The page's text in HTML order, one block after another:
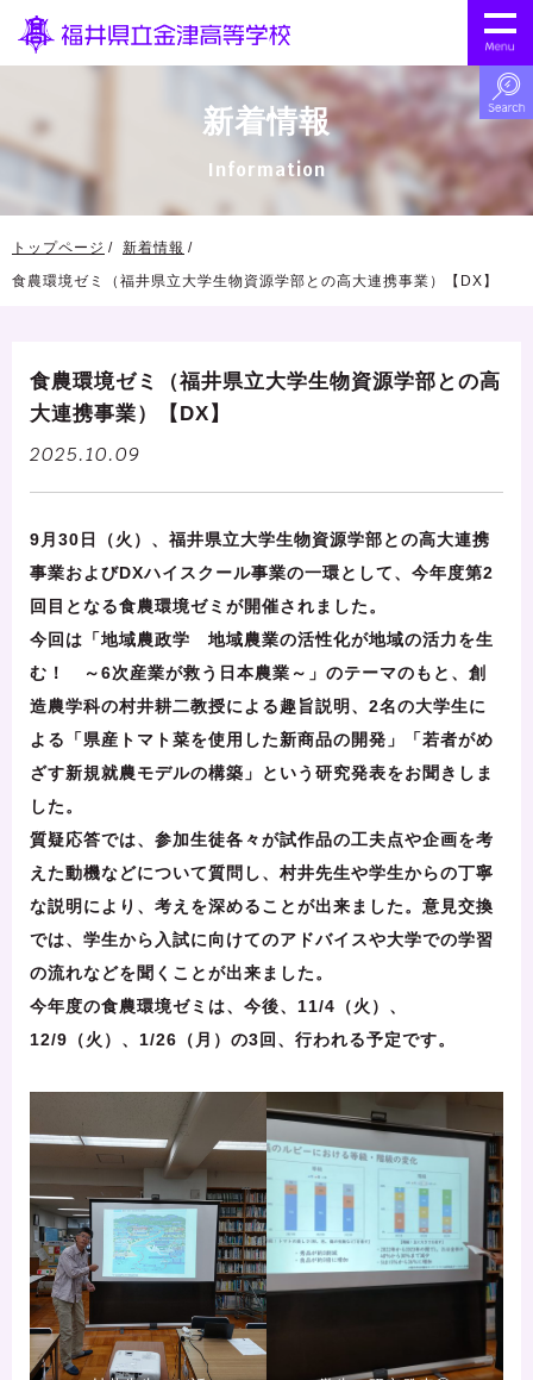
新着情報
Information
トップページ
新着情報
食農環境ゼミ（福井県立大学生物資源学部との高大連携事業）【DX】
食農環境ゼミ（福井県立大学生物資源学部との高
大連携事業）【DX】
2025.10.09
9月30日（火）、福井県立大学生物資源学部との高大連携
事業およびDXハイスクール事業の一環として、今年度第2
回目となる食農環境ゼミが開催されました。
今回は「地域農政学 地域農業の活性化が地域の活力を生
む！ ～6次産業が救う日本農業～」のテーマのもと、創
造農学科の村井耕二教授による趣旨説明、2名の大学生に
よる「県産トマト菜を使用した新商品の開発」「若者がめ
ざす新規就農モデルの構築」という研究発表をお聞きしま
した。
質疑応答では、参加生徒各々が試作品の工夫点や企画を考
えた動機などについて質問し、村井先生や学生からの丁寧
な説明により、考えを深めることが出来ました。意見交換
では、学生から入試に向けてのアドバイスや大学での学習
の流れなどを聞くことが出来ました。
今年度の食農環境ゼミは、今後、11/4（火）、
12/9（火）、1/26（月）の3回、行われる予定です。